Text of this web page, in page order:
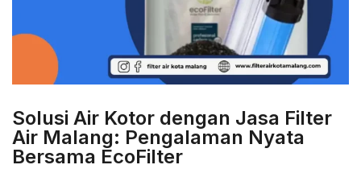
Solusi Air Kotor dengan Jasa Filter
Air Malang: Pengalaman Nyata
Bersama EcoFilter